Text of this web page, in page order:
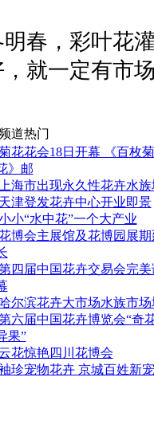
，彩叶花灌
就一定有市
道热门
花花会18日开幕 《百枚菊
》邮
上海市出现永久性花卉水族
天津登发花卉中心开业即景
小“水中花”一个大产业
博会主展馆及花博园展期
四届中国花卉交易会完美
哈尔滨花卉大市场水族市场
六届中国花卉博览会“奇
果”
花惊艳四川花博会
珍宠物花卉 京城百姓新宠